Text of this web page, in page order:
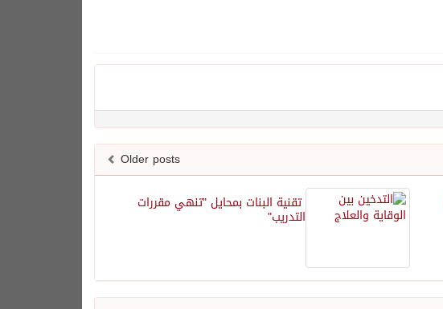
Older posts
تقنية البنات بمحايل "تنهي مقررات
التدريب"